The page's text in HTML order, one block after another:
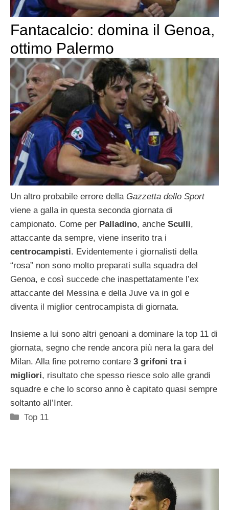
Fantacalcio: domina il Genoa,
ottimo Palermo
Un altro probabile errore dellaGazzetta dello Sport
viene a galla in questa seconda giornata di
campionato. Come per Palladino, anche Sculli,
attaccante da sempre, viene inserito tra i
centrocampisti. Evidentemente i giornalisti della
“rosa” non sono molto preparati sulla squadra del
Genoa, e così succede che inaspettatamente l’ex
attaccante del Messina e della Juve va in gol e
diventa il miglior centrocampista di giornata.
Insieme a lui sono altri genoani a dominare la top 11 di
giornata, segno che rende ancora più nera la gara del
Milan. Alla fine potremo contare 3 grifoni tra i
migliori, risultato che spesso riesce solo alle grandi
squadre e che lo scorso anno è capitato quasi sempre
soltanto all’Inter.
Categorie
Top 11